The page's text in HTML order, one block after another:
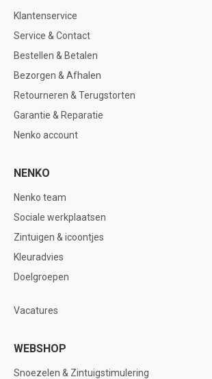
Klantenservice
Service & Contact
Bestellen & Betalen
Bezorgen & Afhalen
Retourneren & Terugstorten
Garantie & Reparatie
Nenko account
NENKO
Nenko team
Sociale werkplaatsen
Zintuigen & icoontjes
Kleuradvies
Doelgroepen
Vacatures
WEBSHOP
Snoezelen & Zintuigstimulering